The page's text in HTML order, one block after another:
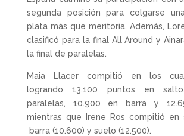
segunda posición para colgarse
plata más que meritoria. Además,
clasificó para la final All Around y
la final de paralelas.
Maia Llacer compitió en los
logrando 13.100 puntos en
paralelas, 10.900 en barra y
mientras que Irene Ros compitió en
barra (10.600) y suelo (12.500).